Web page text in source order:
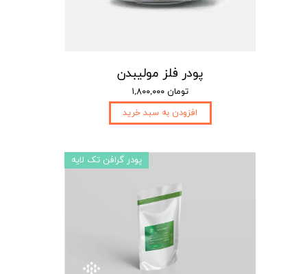
پودر فلز مولیبدن
۱,۸۰۰,۰۰۰ تومان
افزودن به سبد خرید
پودر گرافن تک لایه